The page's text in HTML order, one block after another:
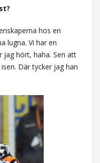
hos en
lugna. Vi har en
jag hört, haha. Sen att
Där tycker jag han